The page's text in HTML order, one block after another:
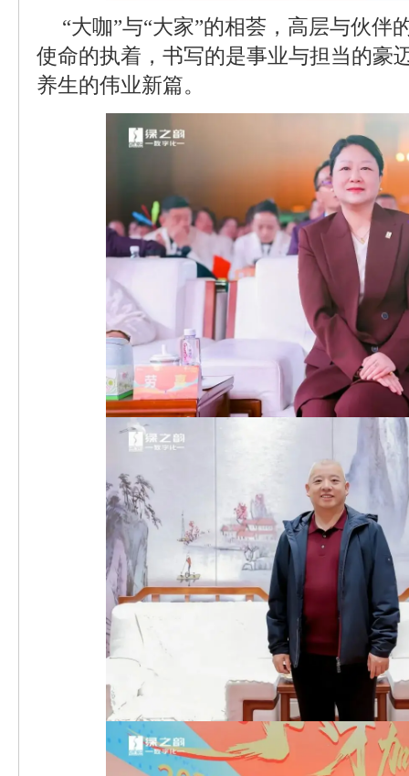
“大咖”与“大家”的相荟，高层与伙伴
使命的执着，书写的是事业与担当的豪
养生的伟业新篇。